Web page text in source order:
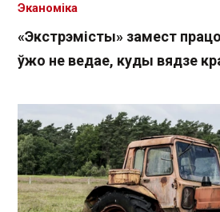
«Экстрэмісты» замест
ўжо не ведае, куды вядзе
Эканоміка